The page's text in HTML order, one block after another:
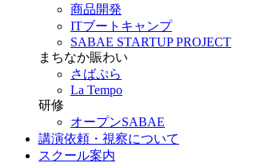
商品開発
ITブートキャンプ
SABAE STARTUP PROJECT
まちなか賑わい
さばぷら
La Tempo
研修
オープンSABAE
講演依頼・視察について
スクール案内